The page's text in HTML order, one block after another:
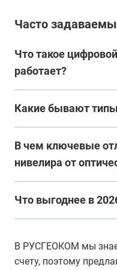
Часто
Что такое
работает?
Какие бывают
В чем ключевые
нивелира от
Что выгоднее в
В РУСГЕОКОМ мы
счету, поэтому